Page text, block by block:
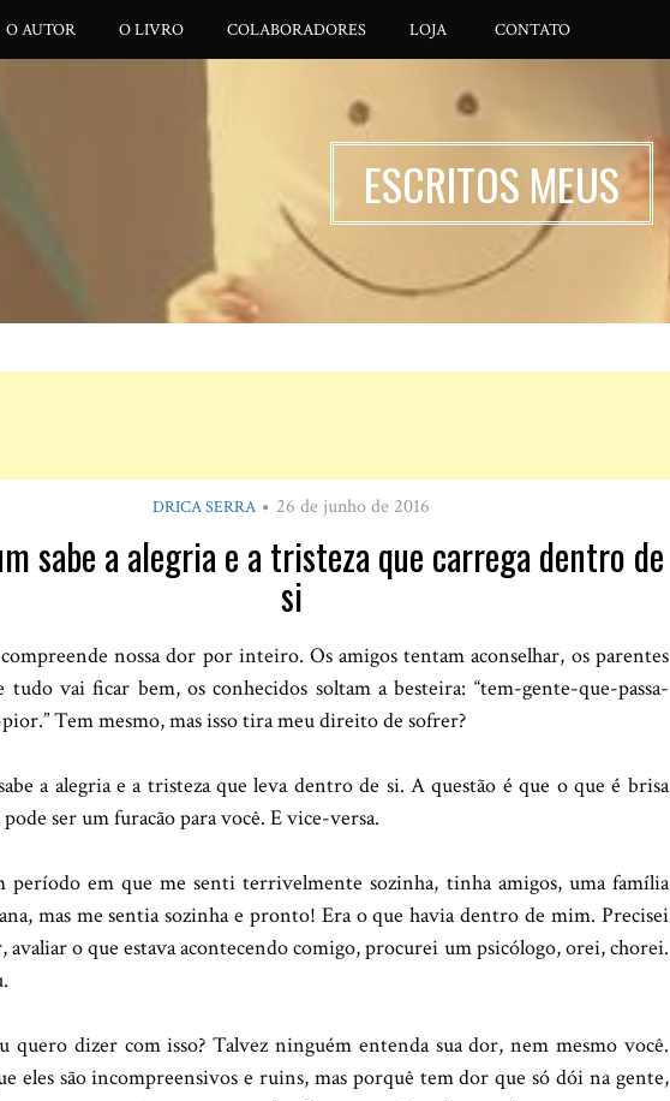
O AUTOR O LIVRO COLABORADORES LOJA CONTATO
ESCRITOS MEUS
DRICA SERRA 26 de junho de 2016
sabe a alegria e a tristeza que carrega dentro de
si
nossa dor por inteiro. Os amigos tentam aconselhar, os parentes
tudo vai ficar bem, os conhecidos soltam a besteira: “tem-gente-que-passa-
Tem mesmo, mas isso tira meu direito de sofrer?
a alegria e a tristeza que leva dentro de si. A questão é que o que é brisa
ser um furacão para você. E vice-versa.
período em que me senti terrivelmente sozinha, tinha amigos, uma família
mas me sentia sozinha e pronto! Era o que havia dentro de mim. Precisei
avaliar o que estava acontecendo comigo, procurei um psicólogo, orei, chorei.
quero dizer com isso? Talvez ninguém entenda sua dor, nem mesmo você.
eles são incompreensivos e ruins, mas porquê tem dor que só dói na gente,